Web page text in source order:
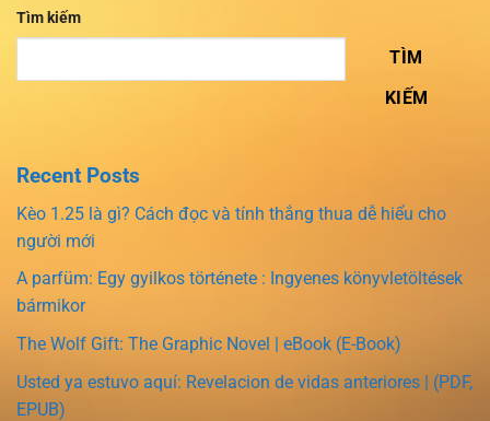
Tìm kiếm
TÌM
KIẾM
Recent Posts
Kèo 1.25 là gì? Cách đọc và tính thắng thua dễ hiểu cho
người mới
A parfüm: Egy gyilkos története : Ingyenes könyvletöltések
bármikor
The Wolf Gift: The Graphic Novel | eBook (E-Book)
Usted ya estuvo aquí: Revelacion de vidas anteriores | (PDF,
EPUB)